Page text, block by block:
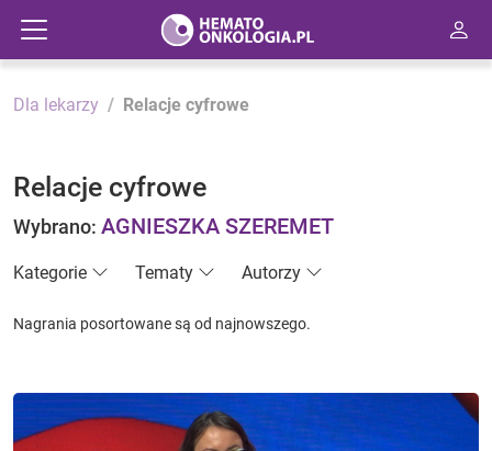
Dla lekarzy Relacje cyfrowe
Relacje cyfrowe
Wybrano: AGNIESZKA SZEREMET
Kategorie Tematy Autorzy
Nagrania posortowane są od najnowszego.